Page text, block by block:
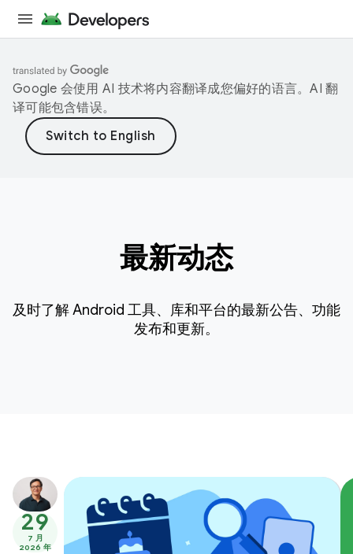
Google 会使用 AI 技术将内容翻译成您偏好的语言。AI 翻
译可能包含错误。
最新动态
及时了解 Android 工具、库和平台的最新公告、功能
发布和更新。
29
7 月
2026 年